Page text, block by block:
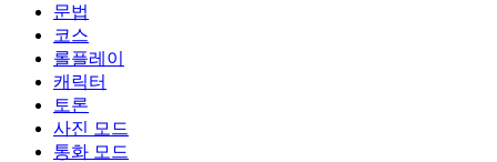
문법
코스
롤플레이
캐릭터
토론
사진 모드
통화 모드